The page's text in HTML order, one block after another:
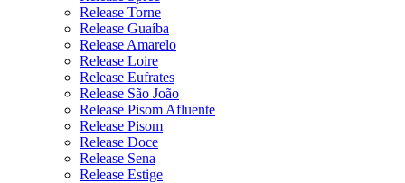
Release Torne
Release Guaíba
Release Amarelo
Release Loire
Release Eufrates
Release São João
Release Pisom Afluente
Release Pisom
Release Doce
Release Sena
Release Estige